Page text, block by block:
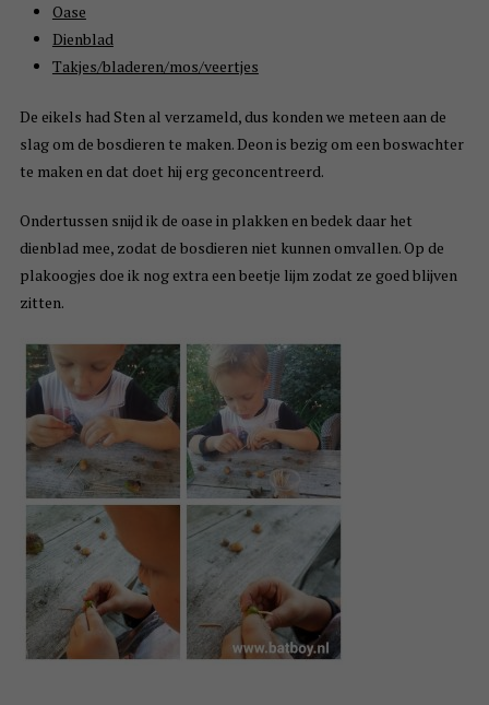
Oase
Dienblad
Takjes/bladeren/mos/veertjes
De eikels had Sten al verzameld, dus konden we meteen aan de
slag om de bosdieren te maken. Deon is bezig om een boswachter
te maken en dat doet hij erg geconcentreerd.
Ondertussen snijd ik de oase in plakken en bedek daar het
dienblad mee, zodat de bosdieren niet kunnen omvallen. Op de
plakoogjes doe ik nog extra een beetje lijm zodat ze goed blijven
zitten.